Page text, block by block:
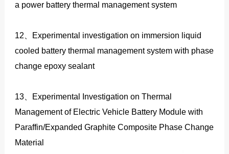
a power battery thermal management system
12、Experimental investigation on immersion liquid
cooled battery thermal management system with phase
change epoxy sealant
13、Experimental Investigation on Thermal
Management of Electric Vehicle Battery Module with
Paraffin/Expanded Graphite Composite Phase Change
Material